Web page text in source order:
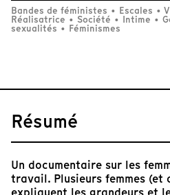
Bandes de féministes • Escales •
Réalisatrice • Société • Intime •
sexualités • Féminismes
Résumé
Un documentaire sur les
travail. Plusieurs femmes (et